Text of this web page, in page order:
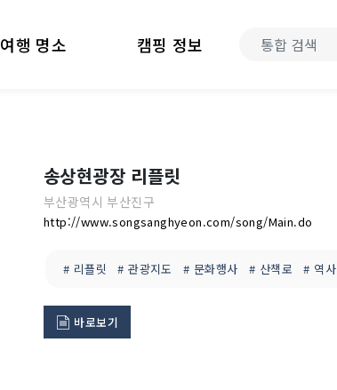
여행 명소 캠핑 정보
송상현광장 리플릿
부산광역시 부산진구
http://www.songsanghyeon.com/song/Main.do
# 리플릿 # 관광지도 # 문화행사 # 산책로 # 역사
바로보기